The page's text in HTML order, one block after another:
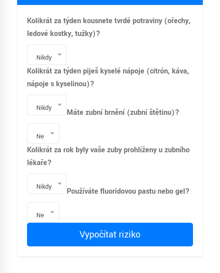
Kolikrát za týden kousnete tvrdé potraviny (ořechy,
ledové kostky, tužky)?
Nikdy
Kolikrát za týden piješ kyselé nápoje (citrón, káva,
nápoje s kyselinou)?
Nikdy Máte zubní brnění (zubní štětinu)?
Ne
Kolikrát za rok byly vaše zuby prohlíženy u zubního
lékaře?
Nikdy Používáte fluoridovou pastu nebo gel?
Ne
Vypočítat riziko